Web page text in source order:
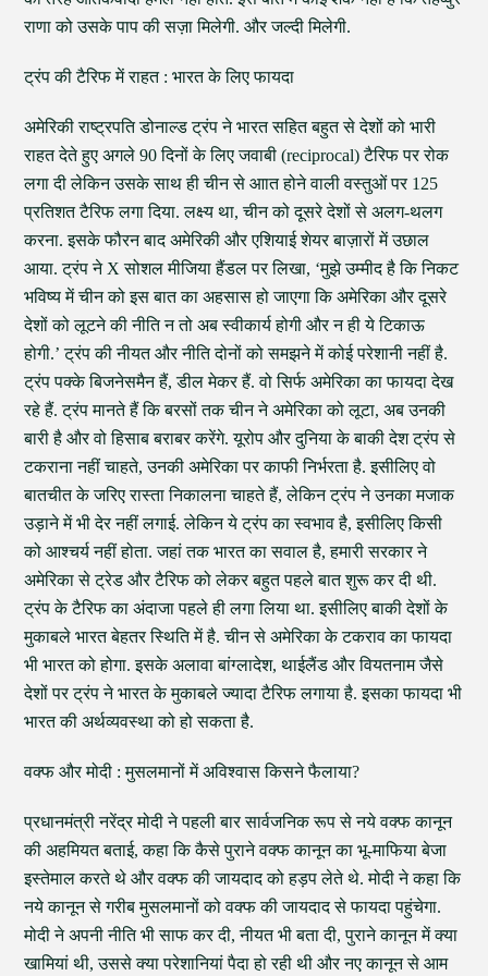
राणा को उसके पाप की सज़ा मिलेगी. और जल्दी मिलेगी.
ट्रंप की टैरिफ में राहत : भारत के लिए फायदा
अमेरिकी राष्ट्रपति डोनाल्ड ट्रंप ने भारत सहित बहुत से देशों को भारी
राहत देते हुए अगले 90 दिनों के लिए जवाबी (reciprocal) टैरिफ पर रोक
लगा दी लेकिन उसके साथ ही चीन से आात होने वाली वस्तुओं पर 125
प्रतिशत टैरिफ लगा दिया. लक्ष्य था, चीन को दूसरे देशों से अलग-थलग
करना. इसके फौरन बाद अमेरिकी और एशियाई शेयर बाज़ारों में उछाल
आया. ट्रंप ने X सोशल मीजिया हैंडल पर लिखा, ‘मुझे उम्मीद है कि निकट
भविष्य में चीन को इस बात का अहसास हो जाएगा कि अमेरिका और दूसरे
देशों को लूटने की नीति न तो अब स्वीकार्य होगी और न ही ये टिकाऊ
होगी.’ ट्रंप की नीयत और नीति दोनों को समझने में कोई परेशानी नहीं है.
ट्रंप पक्के बिजनेसमैन हैं, डील मेकर हैं. वो सिर्फ अमेरिका का फायदा देख
रहे हैं. ट्रंप मानते हैं कि बरसों तक चीन ने अमेरिका को लूटा, अब उनकी
बारी है और वो हिसाब बराबर करेंगे. यूरोप और दुनिया के बाकी देश ट्रंप से
टकराना नहीं चाहते, उनकी अमेरिका पर काफी निर्भरता है. इसीलिए वो
बातचीत के जरिए रास्ता निकालना चाहते हैं, लेकिन ट्रंप ने उनका मजाक
उड़ाने में भी देर नहीं लगाई. लेकिन ये ट्रंप का स्वभाव है, इसीलिए किसी
को आश्चर्य नहीं होता. जहां तक भारत का सवाल है, हमारी सरकार ने
अमेरिका से ट्रेड और टैरिफ को लेकर बहुत पहले बात शुरू कर दी थी.
ट्रंप के टैरिफ का अंदाजा पहले ही लगा लिया था. इसीलिए बाकी देशों के
मुकाबले भारत बेहतर स्थिति में है. चीन से अमेरिका के टकराव का फायदा
भी भारत को होगा. इसके अलावा बांग्लादेश, थाईलैंड और वियतनाम जैसे
देशों पर ट्रंप ने भारत के मुकाबले ज्यादा टैरिफ लगाया है. इसका फायदा भी
भारत की अर्थव्यवस्था को हो सकता है.
वक्फ और मोदी : मुसलमानों में अविश्वास किसने फैलाया?
प्रधानमंत्री नरेंद्र मोदी ने पहली बार सार्वजनिक रूप से नये वक्फ कानून
की अहमियत बताई, कहा कि कैसे पुराने वक्फ कानून का भू-माफिया बेजा
इस्तेमाल करते थे और वक्फ की जायदाद को हड़प लेते थे. मोदी ने कहा कि
नये कानून से गरीब मुसलमानों को वक्फ की जायदाद से फायदा पहुंचेगा.
मोदी ने अपनी नीति भी साफ कर दी, नीयत भी बता दी, पुराने कानून में क्या
खामियां थी, उससे क्या परेशानियां पैदा हो रही थी और नए कानून से आम